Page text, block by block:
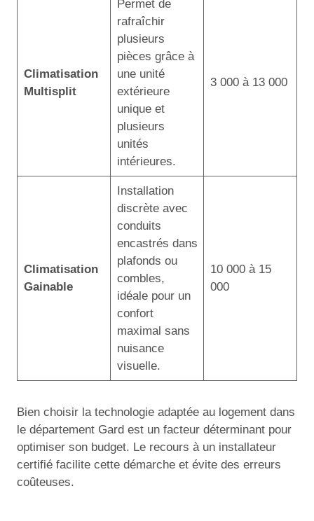
Climatisation
Multisplit
Permet de
rafraîchir
plusieurs
pièces grâce à
une unité
extérieure
unique et
plusieurs
unités
intérieures.
3 000 à 13 000
Climatisation
Gainable
Installation
discrète avec
conduits
encastrés dans
plafonds ou
combles,
idéale pour un
confort
maximal sans
nuisance
visuelle.
10 000 à 15
000
Bien choisir la technologie adaptée au logement dans
le département Gard est un facteur déterminant pour
optimiser son budget. Le recours à un installateur
certifié facilite cette démarche et évite des erreurs
coûteuses.